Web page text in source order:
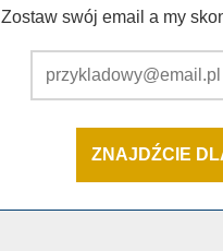
Zostaw swój email a my
ZNAJDŹCIE